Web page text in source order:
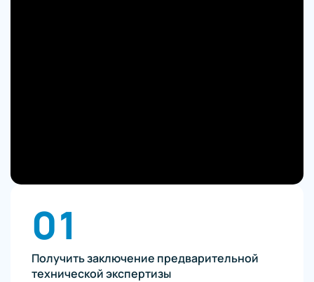
01
Получить заключение предварительной
технической экспертизы